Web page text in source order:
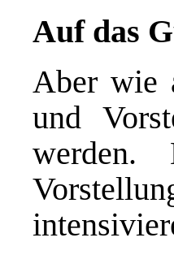
Auf das
Aber wie
und
werden.